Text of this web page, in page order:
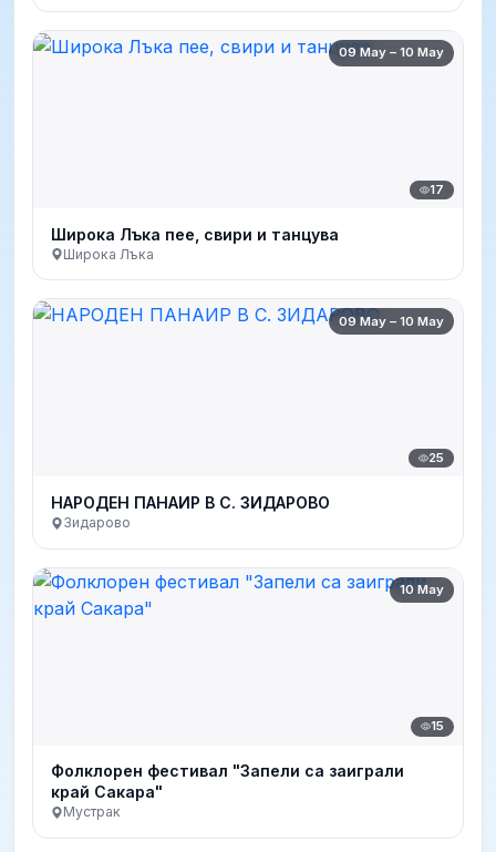
09 May – 10 May
17
Широка Лъка пее, свири и танцува
Широка Лъка
09 May – 10 May
25
НАРОДEН ПАНАИР В С. ЗИДАРОВО
Зидарово
10 May
15
Фолклорен фестивал "Запели са заиграли
край Сакара"
Мустрак